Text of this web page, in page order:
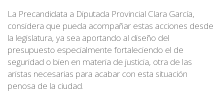
La Precandidata a Diputada Provincial Clara García,
considera que pueda acompañar estas acciones desde
la legislatura, ya sea aportando al diseño del
presupuesto especialmente fortaleciendo el de
seguridad o bien en materia de justicia, otra de las
aristas necesarias para acabar con esta situación
penosa de la ciudad.